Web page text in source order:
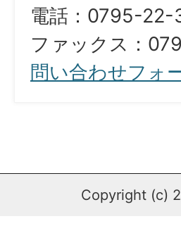
電話：0795-22-
ファックス：
問い合わせフォ
Copyright (c)